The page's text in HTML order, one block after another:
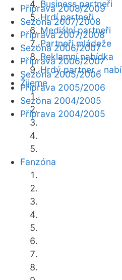
Business partneři
Hrdí partneři
Mediální partneři
Partneři mládeže
Reklamní nabídka
Hrdý partner -
Žijeme
Fanzóna
Příprava 2008/2009
Sezóna 2007/2008
Příprava 2007/2008
Sezóna 2006/2007
Příprava 2006/2007
Sezóna 2005/2006
Příprava 2005/2006
Sezóna 2004/2005
Příprava 2004/2005